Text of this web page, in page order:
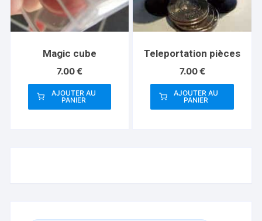
Magic cube
7.00€
AJOUTER AU
PANIER
Teleportation pièces
7.00€
AJOUTER AU
PANIER